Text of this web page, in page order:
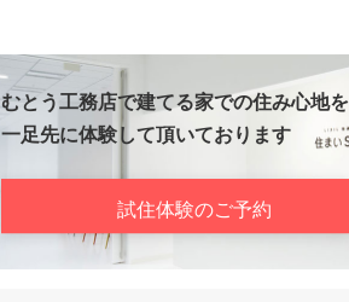
むとう工務店で建てる家での住み心地を
一足先に体験して頂いております
試住体験のご予約